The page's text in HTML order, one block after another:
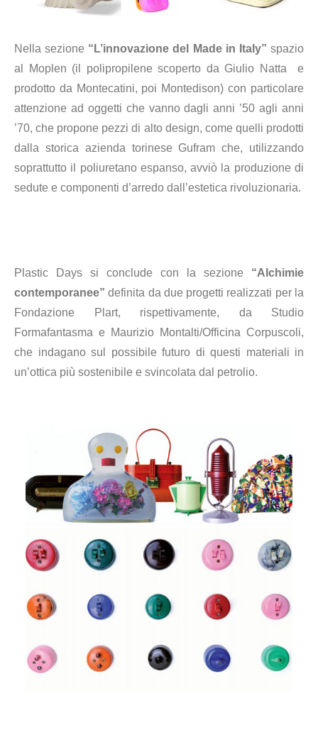
Nella sezione “L’innovazione del Made in Italy” spazio
al Moplen (il polipropilene scoperto da Giulio Natta e
prodotto da Montecatini, poi Montedison) con particolare
attenzione ad oggetti che vanno dagli anni ’50 agli anni
’70, che propone pezzi di alto design, come quelli prodotti
dalla storica azienda torinese Guframche, utilizzando
soprattutto il poliuretano espanso, avviò la produzione di
sedute e componenti d’arredo dall’estetica rivoluzionaria.
Plastic Days si conclude con la sezione “Alchimie
contemporanee” definita da due progetti realizzati per la
Fondazione Plart, rispettivamente, da Studio
Formafantasma e Maurizio Montalti/Officina Corpuscoli,
che indagano sul possibile futuro di questi materiali in
un’ottica più sostenibile e svincolata dal petrolio.